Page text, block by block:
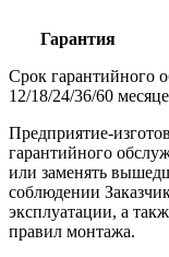
Гарантия
Срок гарантийного
12/18/24/36/60
Предприятие-
гарантийного
или заменять
соблюдении
эксплуатации, а
правил монтажа.